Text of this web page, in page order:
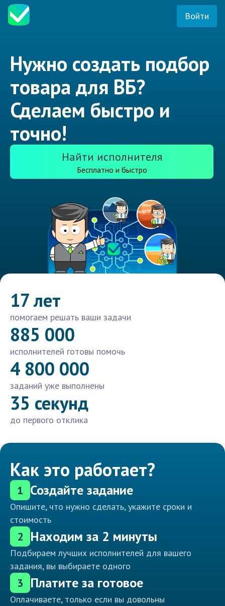
Войти
Нужно создать подбор
товара для ВБ?
Сделаем быстро и
точно!
Найти исполнителя
Бесплатно и быстро
17 лет
помогаем решать ваши задачи
885 000
исполнителей готовы помочь
4 800 000
заданий уже выполнены
35 секунд
до первого отклика
Как это работает?
1 Создайте задание
Опишите, что нужно сделать, укажите сроки и
стоимость
2 Находим за 2 минуты
Подбираем лучших исполнителей для вашего
задания, вы выбираете одного
3 Платите за готовое
Оплачиваете, только если вы довольны